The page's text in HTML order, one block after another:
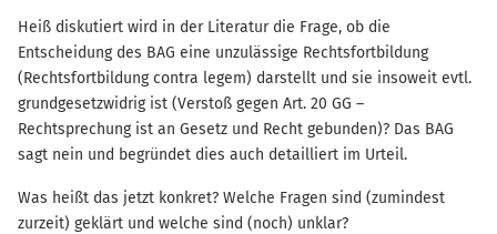
Heiß diskutiert wird in der Literatur die Frage, ob die
Entscheidung des BAG eine unzulässige Rechtsfortbildung
(Rechtsfortbildung contra legem) darstellt und sie insoweit evtl.
grundgesetzwidrig ist (Verstoß gegen Art. 20 GG –
Rechtsprechung ist an Gesetz und Recht gebunden)? Das BAG
sagt nein und begründet dies auch detailliert im Urteil.
Was heißt das jetzt konkret? Welche Fragen sind (zumindest
zurzeit) geklärt und welche sind (noch) unklar?